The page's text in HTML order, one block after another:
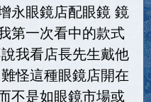
永眼鏡店配眼鏡 鏡
第一次看中的款式
我看店長先生戴他
怪這種眼鏡店開在
不是如眼鏡市場或